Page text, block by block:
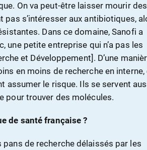
On va peut-être laisser mourir des
s’intéresser aux antibiotiques,
Dans ce domaine, Sanofi a
une petite entreprise qui n’a pas les
et Développement]. D’une
en moins de recherche en interne,
assumer le risque. Ils se servent
pour trouver des molécules.
de santé française ?
de recherche délaissés par les